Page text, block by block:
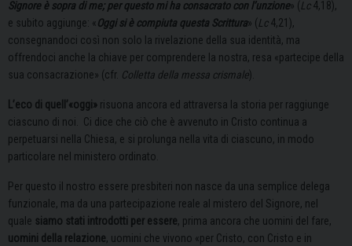
Signore è sopra di me; per questo mi ha consacrato con l’unzione» (Lc4,18),
e subito aggiunge: «Oggi si è compiuta questa Scrittura» (Lc4,21),
consegnandoci così non solo la rivelazione della sua identità, ma
offrendoci anche la chiave per comprendere la nostra, resa «partecipe della
sua consacrazione» (cfr. Colletta della messa crismale).
L’eco di quell’«oggi» risuona ancora ed attraversa la storia per raggiunge
ciascuno di noi. Ci dice che ciò che è avvenuto in Cristo continua a
perpetuarsi nella Chiesa, e si prolunga nella vita di ciascuno, in modo
particolare nel ministero ordinato.
Per questo il nostro essere presbiteri non nasce da una semplice delega
funzionale, ma da una partecipazione reale al mistero del Signore, nel
quale siamo stati introdotti per essere, prima ancora che uomini del fare,
uomini della relazione, uomini che vivono «per Cristo, con Cristo e in